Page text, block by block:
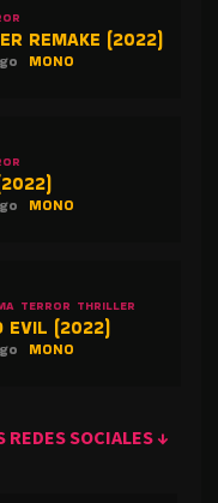
REMAKE (2022)
MONO
MONO
TERROR THRILLER
EVIL (2022)
MONO
SOCIALES ↓